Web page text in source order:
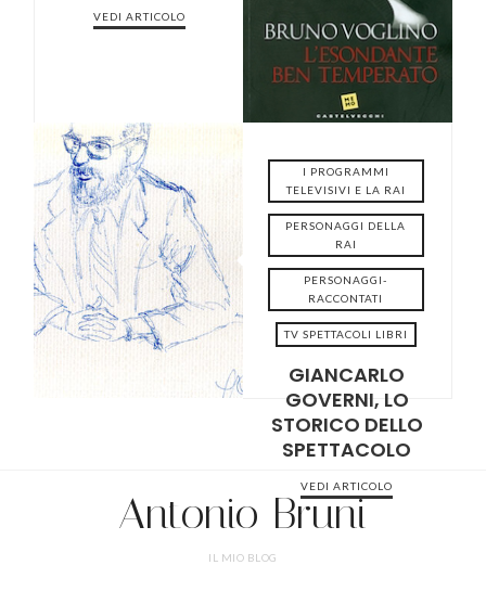
VEDI ARTICOLO
2021-11-18
I PROGRAMMI
TELEVISIVI E LA RAI
PERSONAGGI DELLA
RAI
PERSONAGGI-
RACCONTATI
TV SPETTACOLI LIBRI
GIANCARLO
GOVERNI, LO
STORICO DELLO
SPETTACOLO
VEDI ARTICOLO
Antonio Bruni
IL MIO BLOG